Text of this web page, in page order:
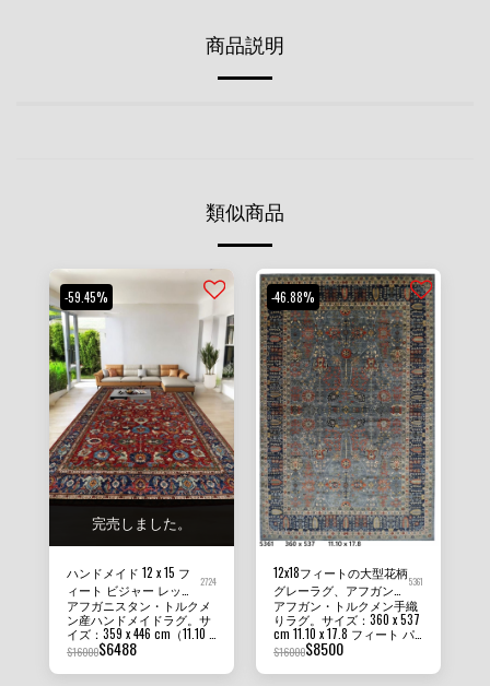
商品説明
類似商品
完売しました。
-59.45%
ハンドメイド 12 x 15 フ
ィート ビジャー レッド
ラージサイズ エリアラ
グ アフガンハンドノッ
ト ベジタブルダイウー
ルラグ
2724
アフガニスタン・トルクメ
ン産ハンドメイドラグ。サ
イズ：359 x 446 cm（11.10 x
14.8フィート）、パイル
高：8mm - 10mm。状態：
新品。素材：アフガニスタ
$16000$6488
-46.88%
12x18フィートの大型花柄
グレーラグ、アフガン手
織り植物染めウールオリ
エンタルラグ
5361
アフガン・トルクメン手織
りラグ。サイズ：360 x 537
cm 11.10 x 17.8 フィート パ
イルの高さ：8 MM - 10 MM
密度：100 - 110 KPSI 状態：
新品 素材：アフガン・ガズ
$16000$8500